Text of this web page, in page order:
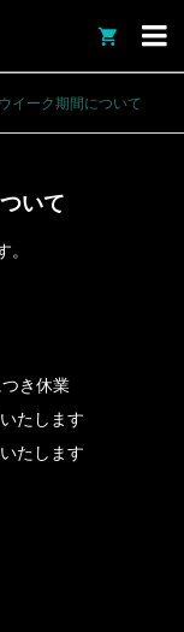

イーク期間について
いて
き休業
たします
たします